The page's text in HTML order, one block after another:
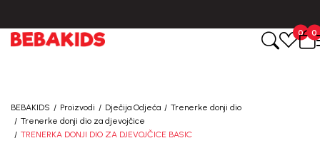
0 0
BEBAKIDS Proizvodi Dječija Odjeća
Trenerke donji dio
Trenerke donji dio za djevojčice
TRENERKA DONJI DIO ZA DJEVOJČICE BASIC